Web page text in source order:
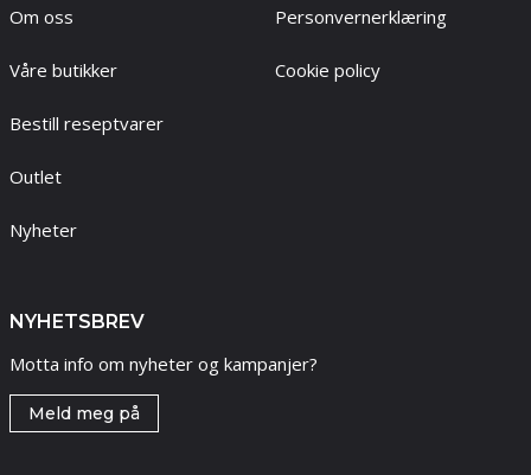
Om oss
Våre butikker
Bestill reseptvarer
Outlet
Nyheter
Personvernerklæring
Cookie policy
NYHETSBREV
Motta info om nyheter og kampanjer?
Meld meg på